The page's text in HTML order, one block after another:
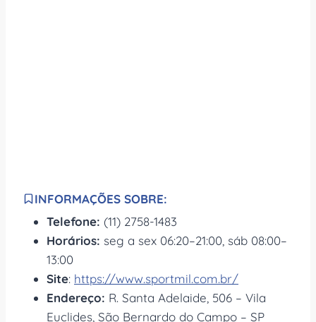
INFORMAÇÕES SOBRE:
Telefone: (11) 2758-1483
Horários: seg a sex 06:20–21:00, sáb 08:00–
13:00
Site: https://www.sportmil.com.br/
Endereço: R. Santa Adelaide, 506 – Vila
Euclides, São Bernardo do Campo – SP